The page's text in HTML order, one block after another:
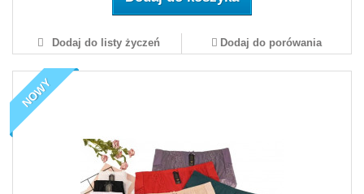
Dodaj do listy życzeń Dodaj do porówania
NOWY